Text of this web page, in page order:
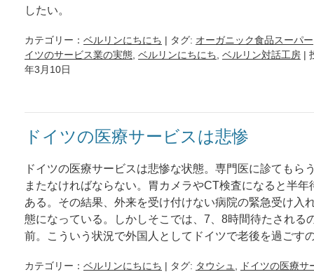
したい。
カテゴリー： ベルリンにちにち | タグ: オーガニック食品スーパー
イツのサービス業の実態 ベルリンにちにち ベルリン対話工房 |
年3月10日
ドイツの医療サービスは悲惨
ドイツの医療サービスは悲惨な状態。専門医に診てもら
またなければならない。胃カメラやCT検査になると半年
ある。その結果、外来を受け付けない病院の緊急受け入
態になっている。しかしそこでは、7、8時間待たされる
前。こういう状況で外国人としてドイツで老後を過ごす
カテゴリー： ベルリンにちにち | タグ: タウシュ
ドイツの医療サ